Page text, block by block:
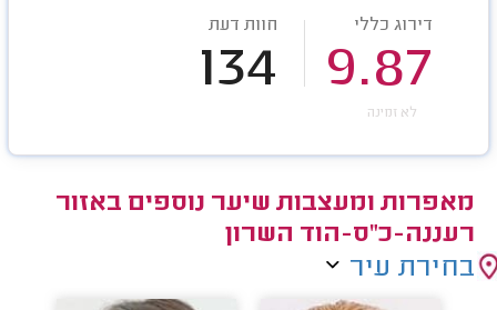
דירוג כללי
9.87
חוות דעת
134
לא זמינה
מאפרות ומעצבות שיער נוספים באזור
רעננה-כ"ס-הוד השרון
בחירת עיר